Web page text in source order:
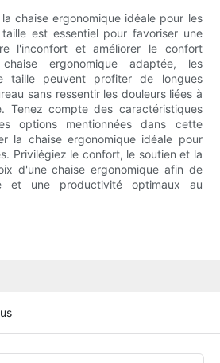
chaise ergonomique idéale pour les
est essentiel pour favoriser une
l'inconfort et améliorer le confort
ergonomique adaptée, les
taille peuvent profiter de longues
sans ressentir les douleurs liées à
Tenez compte des caractéristiques
options mentionnées dans cette
la chaise ergonomique idéale pour
Privilégiez le confort, le soutien et la
d'une chaise ergonomique afin de
et une productivité optimaux au